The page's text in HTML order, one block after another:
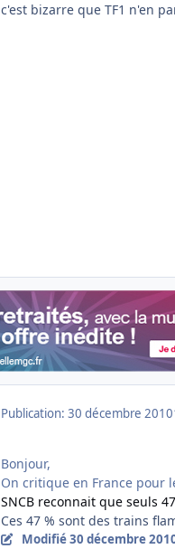
c'est bizarre que TF1 n'en
Publication: 30 décembre 2010
Bonjour,
On critique en France pour
SNCB reconnait que seuls
Ces 47 % sont des trains
Modifié30 décembre